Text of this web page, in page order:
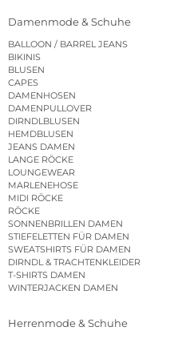
Damenmode & Schuhe
BALLOON / BARREL JEANS
BIKINIS
BLUSEN
CAPES
DAMENHOSEN
DAMENPULLOVER
DIRNDLBLUSEN
HEMDBLUSEN
JEANS DAMEN
LANGE RÖCKE
LOUNGEWEAR
MARLENEHOSE
MIDI RÖCKE
RÖCKE
SONNENBRILLEN DAMEN
STIEFELETTEN FÜR DAMEN
SWEATSHIRTS FÜR DAMEN
DIRNDL & TRACHTENKLEIDER
T-SHIRTS DAMEN
WINTERJACKEN DAMEN
Herrenmode & Schuhe